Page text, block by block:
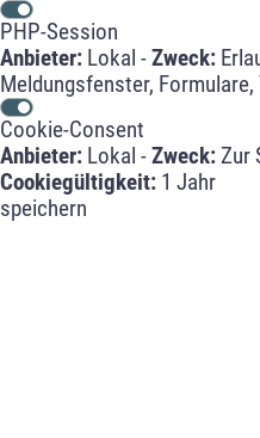
PHP-Session
Anbieter: Lokal -Zweck:
Meldungsfenster,
Cookie-Consent
Anbieter: Lokal -Zweck:Zur
Cookiegültigkeit: 1 Jahr
speichern